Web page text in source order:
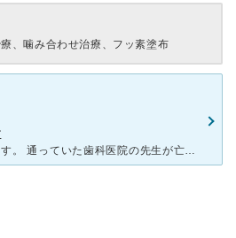
、噛み合わせ治療、フッ素塗布
義父がお世話になっています。 通っていた歯科医院の先生が亡くなられ、 こちらに通い始めました。 説明が丁寧なので、 心配性な義父も安心しています。 以前の歯科医院で部分入れ歯を入れたので